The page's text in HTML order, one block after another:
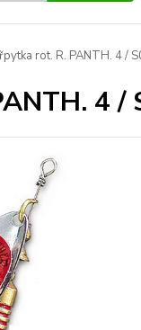
rot. R. PANTH. 4 /
4 /